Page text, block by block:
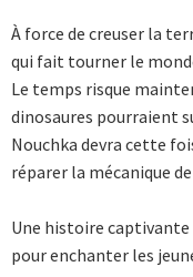
À force de creuser la
qui fait tourner le
Le temps risque
dinosaures pourraient
Nouchka devra cette
réparer la mécanique
Une histoire
pour enchanter les